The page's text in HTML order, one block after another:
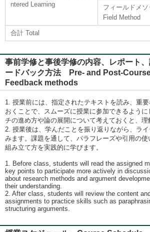
ntered Learning
フィールドメソ
Field Method
合計 Total
事前学修と事後学修の内容、レポート
ードバック方法 Pre- and Post-
Feedback methods
1. 授業前には、指定されたテキストを読み、重
おくことで、スムーズに授業に参加できるよう
チの進め方や論の展開について考えておくと、理
2. 授業後は、学んだことを振り返りながら、ラ
みます。課題を通して、パラフレーズや引用の
組み立て方を実践的に学びます。
1. Before class, students will read the assigned
key points to participate more actively in
about research methods and argument
their understanding.
2. After class, students will review the content
assignments to practice skills such as
structuring arguments.